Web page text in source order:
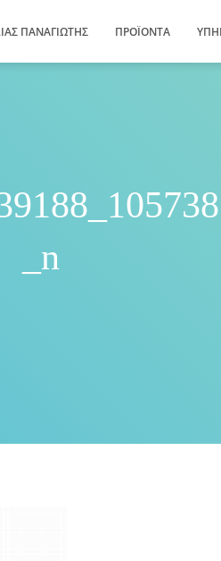
ΠΑΝΑΓΙΩΤΗΣ ΠΡΟΪΌΝΤΑ
_n